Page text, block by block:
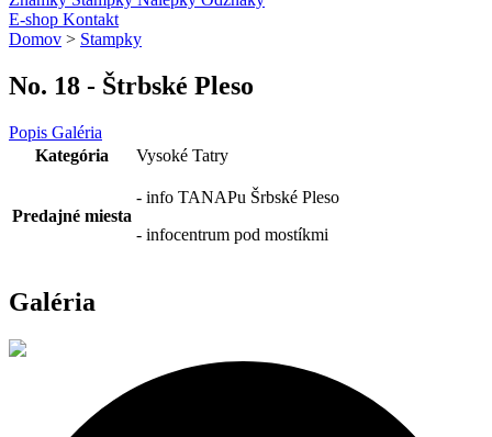
E-shop Kontakt
Domov > Stampky
No. 18 - Štrbské Pleso
Popis Galéria
Kategória
Vysoké Tatry
Predajné miesta
- info TANAPu Šrbské Pleso
- infocentrum pod mostíkmi
Galéria